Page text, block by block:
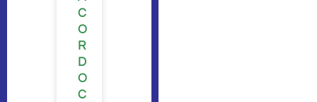
C
O
R
D
O
C